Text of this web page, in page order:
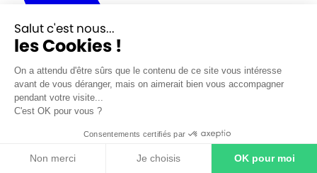
Salut c'est nous...
les Cookies !
On a attendu d'être sûrs que le contenu de ce site vous intéresse
avant de vous déranger, mais on aimerait bien vous accompagner
pendant votre visite...
C'est OK pour vous ?
Consentements certifiés par
Non merci Je choisis OK pour moi